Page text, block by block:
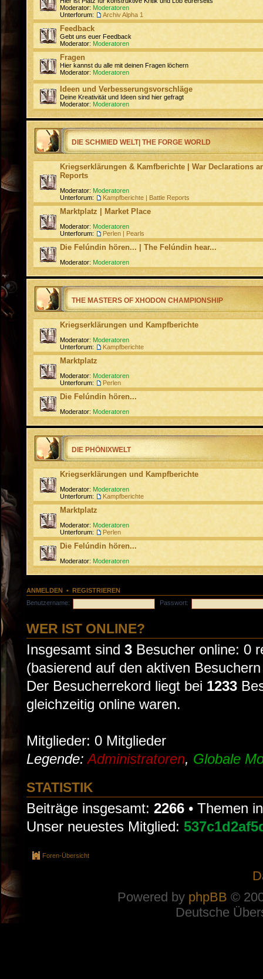
Moderator: Moderatoren
Unterforum:
Archiv Alpha 1
Feedback
Gebt uns euer Feedback
Moderator: Moderatoren
Fragen
Hier kannst du alle mit deinen Fragen löchern
Moderator: Moderatoren
Ideen und Verbesserungsvorschläge
Deine Kreativität und Ideen sind hier gefragt
Moderator: Moderatoren
DIE SCHMIED WELT| THE FORGE WORLD
Kriegserklärungen & Kamfberichte | War Declarations
Reports
Moderator: Moderatoren
Unterforum:
Kampfberichte | Battle Reports
Marktplatz | Market Place
Moderator: Moderatoren
Unterforum:
Perlen | Pearls
Die Felúndin hören... | The Felúndin hear...
Moderator: Moderatoren
THE MASTERS OF XHODON CHAMPIONSHIP
Kriegserklärungen und Kampfberichte
Moderator: Moderatoren
Unterforum:
Kampfberichte
Marktplatz
Moderator: Moderatoren
Unterforum:
Perlen
Die Felúndin hören...
Moderator: Moderatoren
DIE PHÖNIXWELT
Kriegserklärungen und Kampfberichte
Moderator: Moderatoren
Unterforum:
Kampfberichte
Marktplatz
Moderator: Moderatoren
Unterforum:
Perlen
Die Felúndin hören...
Moderator: Moderatoren
ANMELDEN • REGISTRIEREN
Benutzername:
Passwort:
WER IST ONLINE?
Insgesamt sind 3 Besucher online: 0
(basierend auf den aktiven
Der Besucherrekord liegt bei 1233
gleichzeitig online waren.
Mitglieder: 0 Mitglieder
Legende:Administratoren, Globale
STATISTIK
Beiträge insgesamt: 2266 • Themen
Unser neuestes Mitglied:
Foren-Übersicht
Powered by phpBB ©
Deutsche